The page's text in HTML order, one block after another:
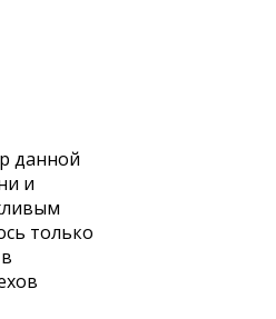
данной
и
только